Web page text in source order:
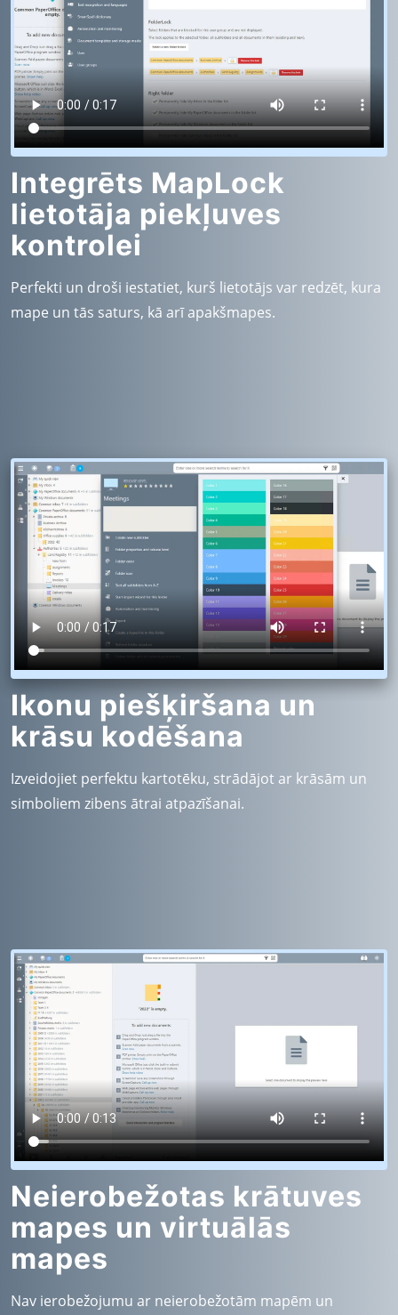
Integrēts MapLock
lietotāja piekļuves
kontrolei
Perfekti un droši iestatiet, kurš lietotājs var redzēt, kura
mape un tās saturs, kā arī apakšmapes.
Ikonu piešķiršana un
krāsu kodēšana
Izveidojiet perfektu kartotēku, strādājot ar krāsām un
simboliem zibens ātrai atpazīšanai.
Neierobežotas krātuves
mapes un virtuālās
mapes
Nav ierobežojumu ar neierobežotām mapēm un